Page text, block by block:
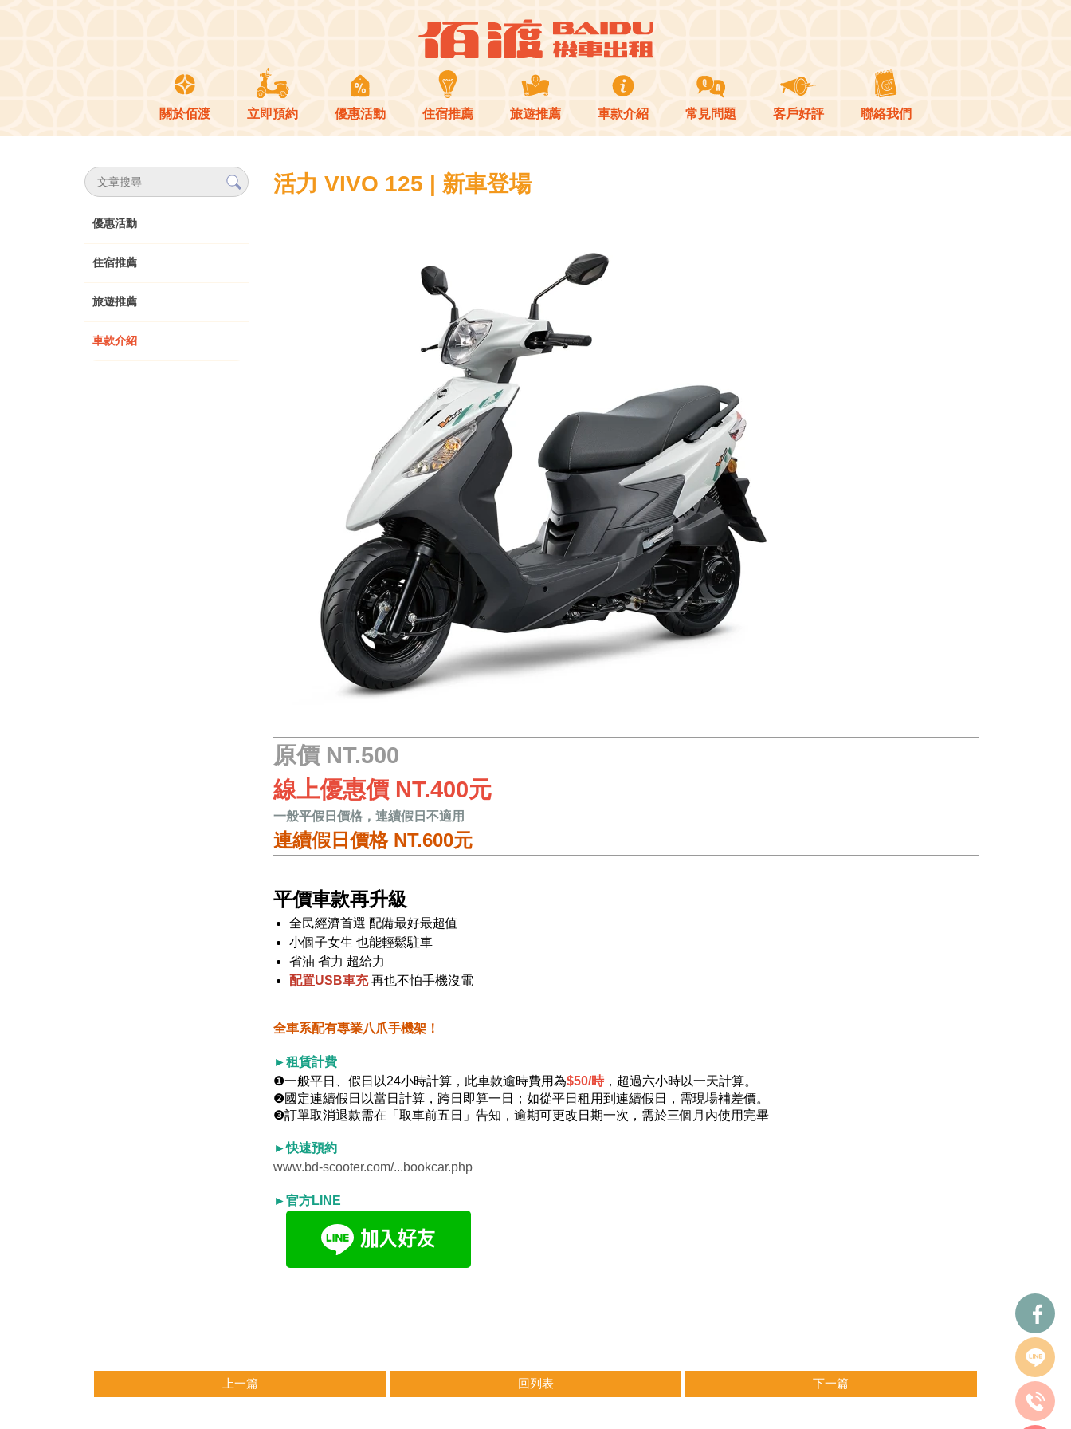
關於佰渡 立即預約 優惠活動 住宿推薦 旅遊推薦 車款介紹 常見問題 客戶好評 聯絡我們
優惠活動
住宿推薦
旅遊推薦
車款介紹
活力 VIVO 125 | 新車登場
原價 NT.500
線上優惠價 NT.400元
一般平假日價格，連續假日不適用
連續假日價格 NT.600元
平價車款再升級
全民經濟首選 配備最好最超值
小個子女生 也能輕鬆駐車
省油 省力 超給力
配置USB車充再也不怕手機沒電
全車系配有專業八爪手機架！
►租賃計費
❶一般平日、假日以24小時計算，此車款逾時費用為$50/時，超過六小時以一天計算。
❷國定連續假日以當日計算，跨日即算一日；如從平日租用到連續假日，需現場補差價。
❸訂單取消退款需在「取車前五日」告知，逾期可更改日期一次，需於三個月內使用完畢
►快速預約
www.bd-scooter.com/...bookcar.php
►官方LINE
上一篇 回列表 下一篇